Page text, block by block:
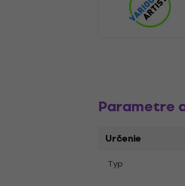
Parametre
Určenie
Typ